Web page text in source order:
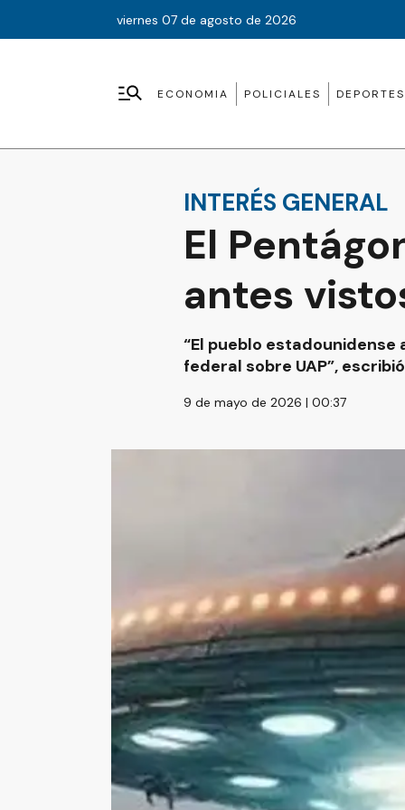
viernes 07 de agosto de 2026
ECONOMIA POLICIALES DEPORTES
INTERÉS GENERAL
El
antes
“El pueblo
federal sobre UAP”,
9 de mayo de 2026 | 00:37